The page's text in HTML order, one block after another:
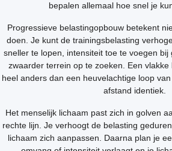
bepalen allemaal hoe snel je
Progressieve belastingopbouw betekent
doen. Je kunt de trainingsbelasting
sneller te lopen, intensiteit toe te voegen bij
zwaarder terrein op te zoeken. Een
heel anders dan een heuvelachtige loop
afstand identiek.
Het menselijk lichaam past zich in golven
rechte lijn. Je verhoogt de belasting
lichaam zich aanpassen. Daarna plan je